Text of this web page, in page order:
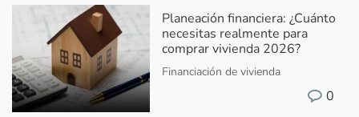
Planeación financiera: ¿Cuánto
necesitas realmente para
comprar vivienda 2026?
Financiación de vivienda
0